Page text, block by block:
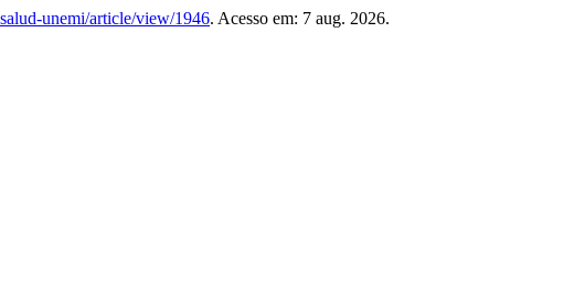
unemi/article/view/1946. Acesso em: 7 aug. 2026.